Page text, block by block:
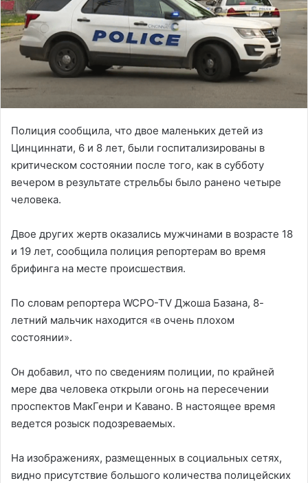
Полиция сообщила, что двое маленьких детей из
Цинциннати, 6 и 8 лет, были госпитализированы в
критическом состоянии после того, как в субботу
вечером в результате стрельбы было ранено четыре
человека.
Двое других жертв оказались мужчинами в возрасте 18
и 19 лет, сообщила полиция репортерам во время
брифинга на месте происшествия.
По словам репортера WCPO-TV Джоша Базана, 8-
летний мальчик находится «в очень плохом
состоянии».
Он добавил, что по сведениям полиции, по крайней
мере два человека открыли огонь на пересечении
проспектов МакГенри и Кавано. В настоящее время
ведется розыск подозреваемых.
На изображениях, размещенных в социальных сетях,
видно присутствие большого количества полицейских